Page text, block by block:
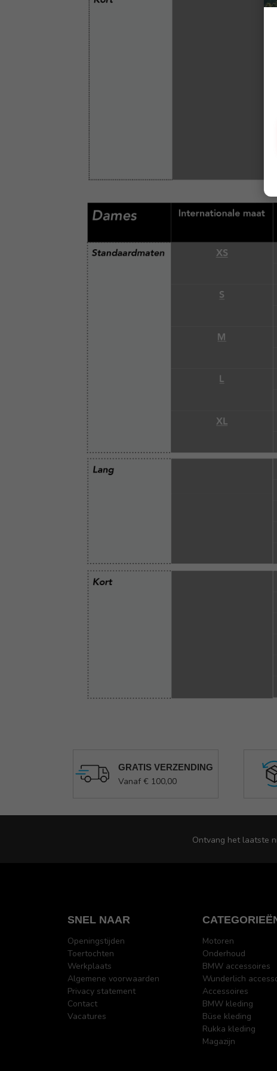
GRATIS VERZENDING
Vanaf € 100,00
Ontvang het laatste
SNEL NAAR
Openingstijden
Toertochten
Werkplaats
Algemene voorwaarden
Privacy statement
Contact
Vacatures
Motoren
Onderhoud
BMW accessoires
Wunderlich
Accessoires
BMW kleding
Büse kleding
Rukka kleding
Magazijn